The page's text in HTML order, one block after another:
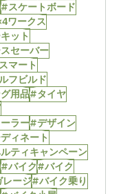
#スケートボード
ワークス
ット
セーバー
マート
フビルド
用品#タイヤ
ラー#デザイン
ィネート
ティキャンペーン
#バイク#バイク
ージ#バイク乗り